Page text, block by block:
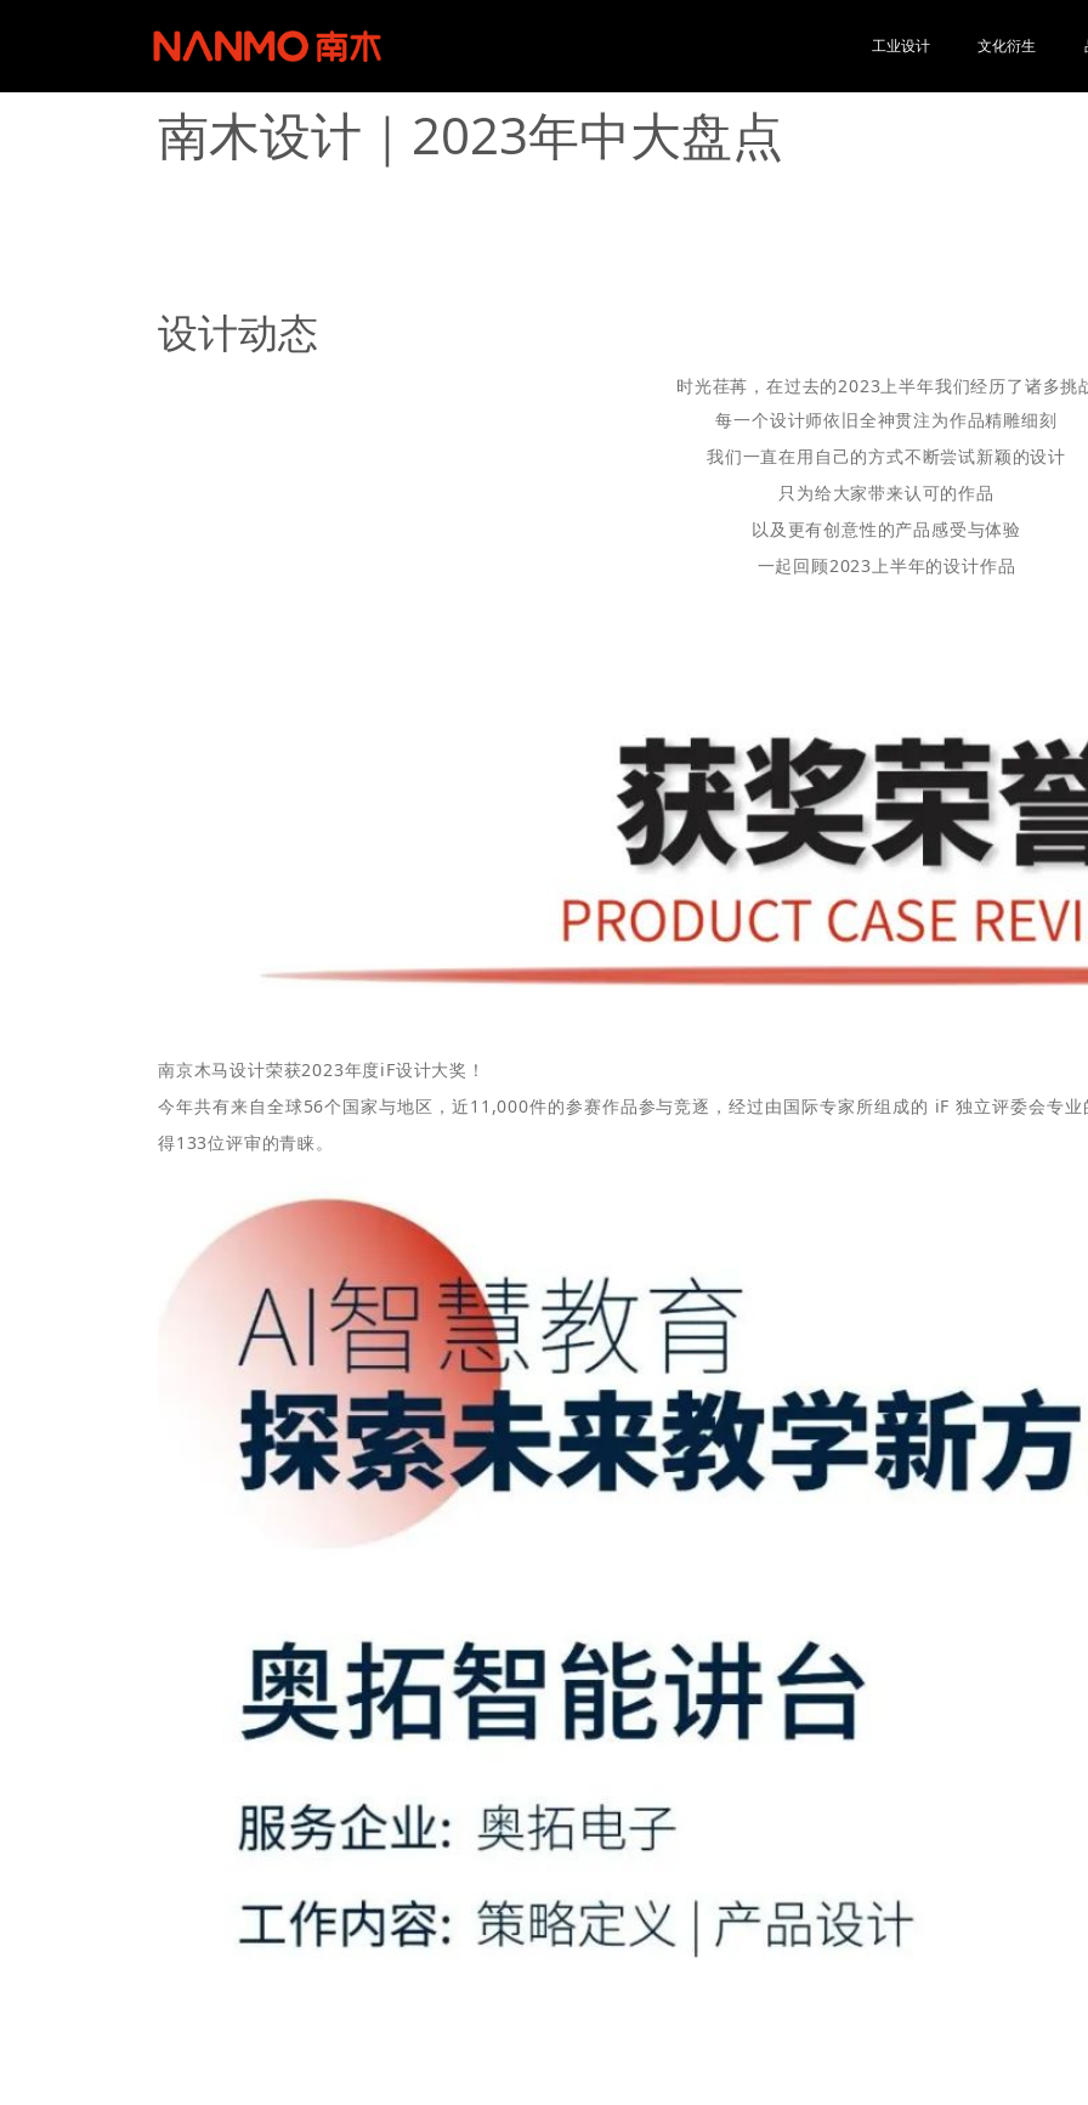
工业设计 文化衍生
南木设计｜2023年中大盘点
设计动态
时光荏苒，在过去的2023上半年我们经历了诸多挑
每一个设计师依旧全神贯注为作品精雕细刻
我们一直在用自己的方式不断尝试新颖的设计
只为给大家带来认可的作品
以及更有创意性的产品感受与体验
一起回顾2023上半年的设计作品
南京木马设计荣获2023年度iF设计大奖！
今年共有来自全球56个国家与地区，近11,000件的参赛作品参与竞逐，经过由国际专家所组成的 iF 独立评委会专
得133位评审的青睐。